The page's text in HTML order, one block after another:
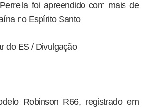
foi apreendido com mais de
no Espírito Santo
do ES / Divulgação
Robinson R66, registrado em